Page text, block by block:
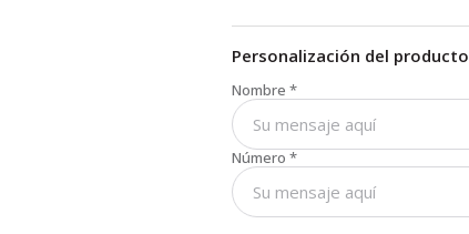
Personalización del producto
Nombre *
Número *